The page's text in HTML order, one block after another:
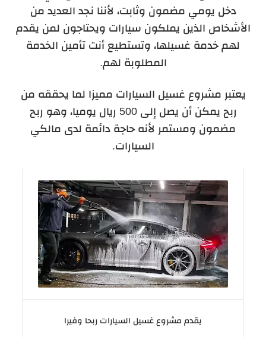
دخل يومي مضمون وثابت، لأننا نجد العديد من
الأشخاص الذين يملكون سيارات ويحتاجون لمن يقدم
لهم خدمة غسيلها، وتستطيع أنت تأمين الخدمة
المطلوبة لهم.
يعتبر مشروع غسيل السيارات مميزا لما يحققه من
ربح يمكن أن يصل إلى 500 ريال يوميا، وهو ربح
مضمون ومستمر لأنه حاجة دائمة لدى مالكي
السيارات.
يقدم مشروع غسيل السيارات ربحا وفيرا